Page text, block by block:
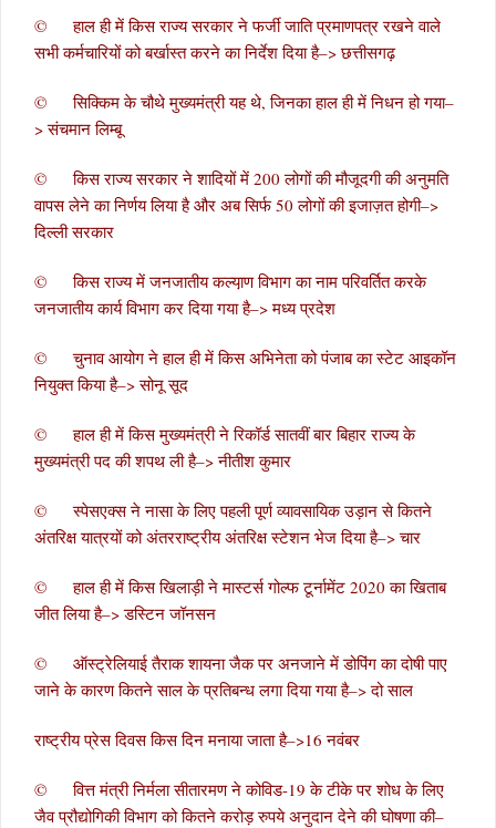
© हाल ही में किस राज्य सरकार ने फर्जी जाति प्रमाणपत्र रखने वाले
सभी कर्मचारियों को बर्खास्त करने का निर्देश दिया है–> छत्तीसगढ़
© सिक्किम के चौथे मुख्यमंत्री यह थे, जिनका हाल ही में निधन हो गया–
> संचमान लिम्बू
© किस राज्य सरकार ने शादियों में 200 लोगों की मौजूदगी की अनुमति
वापस लेने का निर्णय लिया है और अब सिर्फ 50 लोगों की इजाज़त होगी–>
दिल्ली सरकार
© किस राज्य में जनजातीय कल्या़ण विभाग का नाम परिवर्तित करके
जनजातीय कार्य विभाग कर दिया गया है–> मध्य प्रदेश
© चुनाव आयोग ने हाल ही में किस अभिनेता को पंजाब का स्टेट आइकॉन
नियुक्त किया है–> सोनू सूद
© हाल ही में किस मुख्यमंत्री ने रिकॉर्ड सातवीं बार बिहार राज्य के
मुख्यमंत्री पद की शपथ ली है–> नीतीश कुमार
© स्पेसएक्स ने नासा के लिए पहली पूर्ण व्यावसायिक उड़ान से कितने
अंतरिक्ष यात्रयों को अंतरराष्ट्रीय अंतरिक्ष स्टेशन भेज दिया है–> चार
© हाल ही में किस खिलाड़ी ने मास्टर्स गोल्फ टूर्नामेंट 2020 का खिताब
जीत लिया है–> डस्टिन जॉनसन
© ऑस्ट्रेलियाई तैराक शायना जैक पर अनजाने में डोपिंग का दोषी पाए
जाने के कारण कितने साल के प्रतिबन्ध लगा दिया गया है–> दो साल
राष्ट्रीय प्रेस दिवस किस दिन मनाया जाता है–>16 नवंबर
© वित्त मंत्री निर्मला सीतारमण ने कोविड-19 के टीके पर शोध के लिए
जैव प्रौद्योगिकी विभाग को कितने करोड़ रुपये अनुदान देने की घोषणा की–